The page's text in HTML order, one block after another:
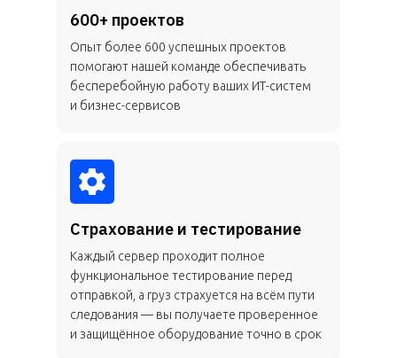
600+ проектов
Опыт более 600 успешных проектов
помогают нашей команде обеспечивать
бесперебойную работу ваших ИТ-систем
и бизнес-сервисов
Страхование и тестирование
Каждый сервер проходит полное
функциональное тестирование перед
отправкой, а груз страхуется на всём пути
следования — вы получаете проверенное
и защищённое оборудование точно в срок